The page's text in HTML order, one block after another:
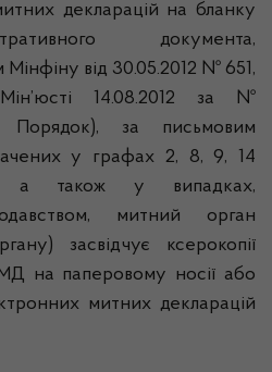
декларацій на бланку
документа,
від 30.05.2012 № 651,
14.08.2012 за №
за письмовим
у графах 2, 8, 9, 14
а також у випадках,
митний орган
засвідчує ксерокопії
на паперовому носії або
митних декларацій